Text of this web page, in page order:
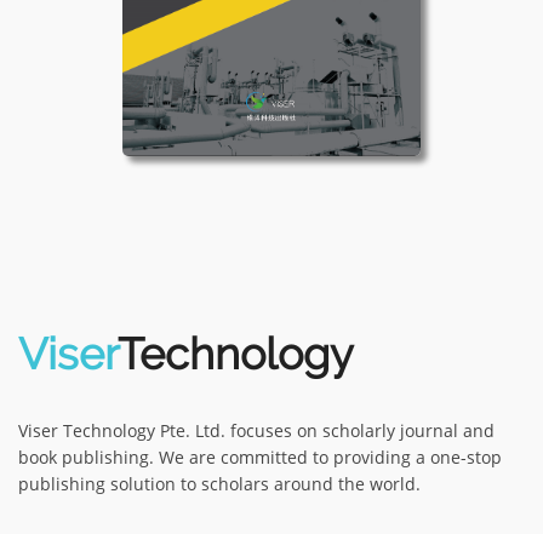
ViserTechnology
Viser Technology Pte. Ltd. focuses on scholarly journal and
book publishing. We are committed to providing a one-stop
publishing solution to scholars around the world.